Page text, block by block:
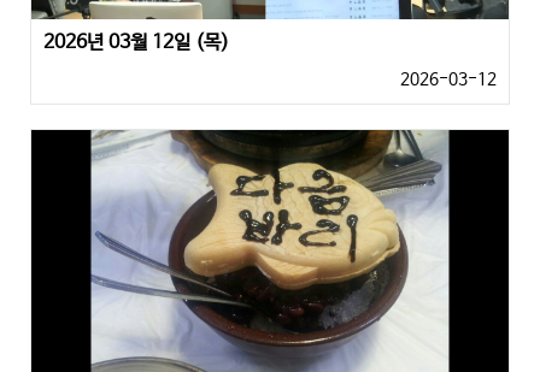
2026년 03월 12일 (목)
2026-03-12